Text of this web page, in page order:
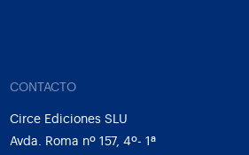
CONTACTO
Circe Ediciones SLU
Avda. Roma nº 157, 4º- 1ª